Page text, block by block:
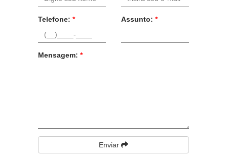
Telefone: * Assunto: *
Mensagem: *
Enviar